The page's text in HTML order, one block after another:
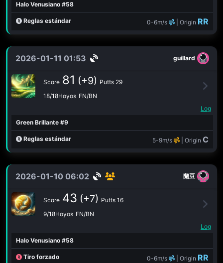
Halo Venusiano #58
Reglas estándar 0-6m/s | Origin RR
2026-01-11 01:53 guillard
Score 81 (+9) Putts 29
18/18Hoyos FN/BN
Log
Green Brillante #9
Reglas estándar 5-9m/s | Origin C
2026-01-10 06:02 蘭豆
Score 43 (+7) Putts 16
9/18Hoyos FN/BN
Log
Halo Venusiano #58
Tiro forzado 0-6m/s | Origin RR